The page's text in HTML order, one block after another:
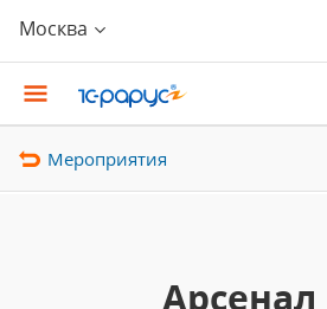
Москва
Мероприятия
Арсенал